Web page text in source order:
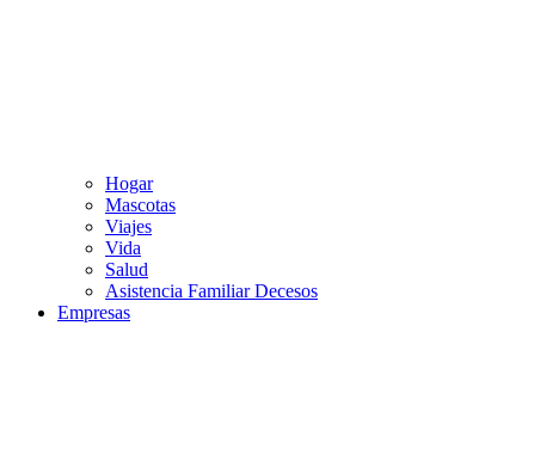
Hogar
Mascotas
Viajes
Vida
Salud
Asistencia Familiar Decesos
Empresas